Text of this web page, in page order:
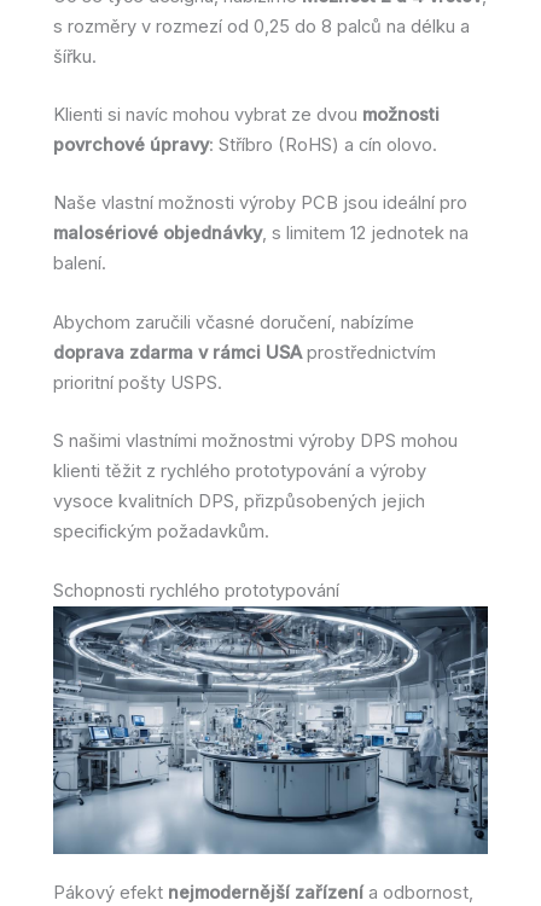
s rozměry v rozmezí od 0,25 do 8 palců na délku a
šířku.
Klienti si navíc mohou vybrat ze dvou možnosti
povrchové úpravy: Stříbro (RoHS) a cín olovo.
Naše vlastní možnosti výroby PCB jsou ideální pro
malosériové objednávky, s limitem 12 jednotek na
balení.
Abychom zaručili včasné doručení, nabízíme
doprava zdarma v rámci USAprostřednictvím
prioritní pošty USPS.
S našimi vlastními možnostmi výroby DPS mohou
klienti těžit z rychlého prototypování a výroby
vysoce kvalitních DPS, přizpůsobených jejich
specifickým požadavkům.
Schopnosti rychlého prototypování
Pákový efekt nejmodernější zařízenía odbornost,